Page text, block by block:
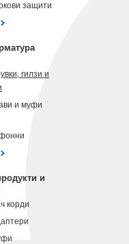
защити
гилзи и
и муфи
и
корди